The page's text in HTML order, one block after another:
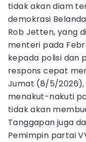
tidak akan diam
demokrasi
Rob Jetten, yang
menteri pada
kepada polisi dan
respons cepat
Jumat (8/5/2026),
menakut-nakuti
tidak akan
Tanggapan juga
Pemimpin partai